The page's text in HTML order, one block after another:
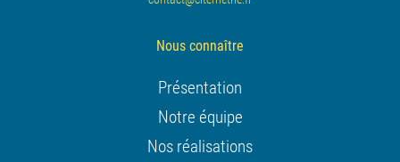
Nous connaître
Présentation
Notre équipe
Nos réalisations